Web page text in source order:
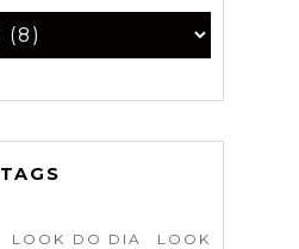
TAGS
LOOK DO DIA
LOOK